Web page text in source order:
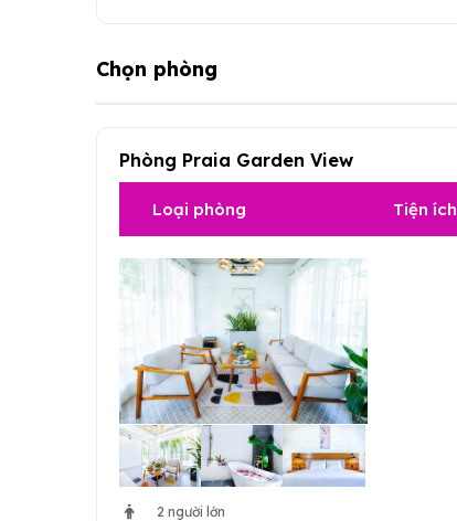
Chọn phòng
Phòng Praia Garden View
Loại phòng Tiện ích
2 người lớn